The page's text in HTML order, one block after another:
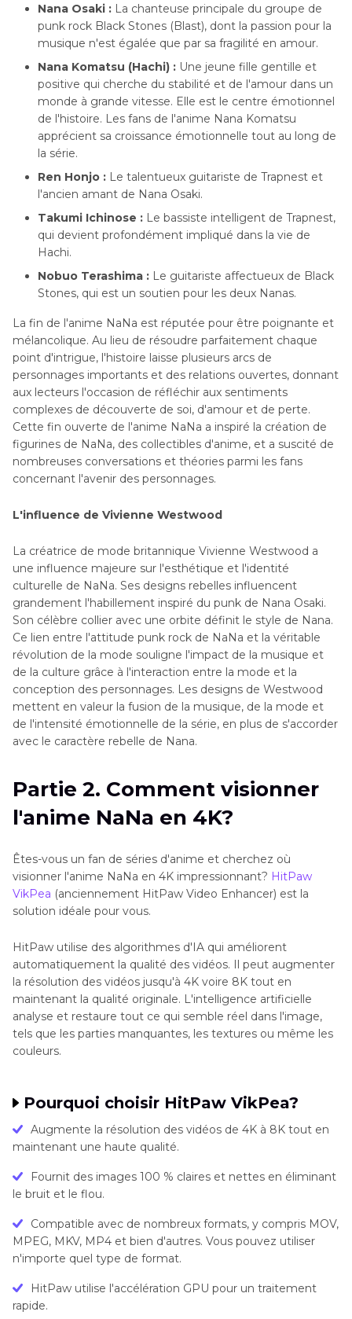
Nana Osaki : La chanteuse principale du groupe de
punk rock Black Stones (Blast), dont la passion pour la
musique n'est égalée que par sa fragilité en amour.
Nana Komatsu (Hachi) : Une jeune fille gentille et
positive qui cherche du stabilité et de l'amour dans un
monde à grande vitesse. Elle est le centre émotionnel
de l'histoire. Les fans de l'anime Nana Komatsu
apprécient sa croissance émotionnelle tout au long de
la série.
Ren Honjo : Le talentueux guitariste de Trapnest et
l'ancien amant de Nana Osaki.
Takumi Ichinose : Le bassiste intelligent de Trapnest,
qui devient profondément impliqué dans la vie de
Hachi.
Nobuo Terashima : Le guitariste affectueux de Black
Stones, qui est un soutien pour les deux Nanas.
La fin de l'anime NaNa est réputée pour être poignante et
mélancolique. Au lieu de résoudre parfaitement chaque
point d'intrigue, l'histoire laisse plusieurs arcs de
personnages importants et des relations ouvertes, donnant
aux lecteurs l'occasion de réfléchir aux sentiments
complexes de découverte de soi, d'amour et de perte.
Cette fin ouverte de l'anime NaNa a inspiré la création de
figurines de NaNa, des collectibles d'anime, et a suscité de
nombreuses conversations et théories parmi les fans
concernant l'avenir des personnages.
L'influence de Vivienne Westwood
La créatrice de mode britannique Vivienne Westwood a
une influence majeure sur l'esthétique et l'identité
culturelle de NaNa. Ses designs rebelles influencent
grandement l'habillement inspiré du punk de Nana Osaki.
Son célèbre collier avec une orbite définit le style de Nana.
Ce lien entre l'attitude punk rock de NaNa et la véritable
révolution de la mode souligne l'impact de la musique et
de la culture grâce à l'interaction entre la mode et la
conception des personnages. Les designs de Westwood
mettent en valeur la fusion de la musique, de la mode et
de l'intensité émotionnelle de la série, en plus de s'accorder
avec le caractère rebelle de Nana.
Partie 2. Comment visionner
l'anime NaNa en 4K?
Êtes-vous un fan de séries d'anime et cherchez où
visionner l'anime NaNa en 4K impressionnant? HitPaw
VikPea (anciennement HitPaw Video Enhancer) est la
solution idéale pour vous.
HitPaw utilise des algorithmes d'IA qui améliorent
automatiquement la qualité des vidéos. Il peut augmenter
la résolution des vidéos jusqu'à 4K voire 8K tout en
maintenant la qualité originale. L'intelligence artificielle
analyse et restaure tout ce qui semble réel dans l'image,
tels que les parties manquantes, les textures ou même les
couleurs.
Pourquoi choisir HitPaw VikPea?
Augmente la résolution des vidéos de 4K à 8K tout en
maintenant une haute qualité.
Fournit des images 100 % claires et nettes en éliminant
le bruit et le flou.
Compatible avec de nombreux formats, y compris MOV,
MPEG, MKV, MP4 et bien d'autres. Vous pouvez utiliser
n'importe quel type de format.
HitPaw utilise l'accélération GPU pour un traitement
rapide.